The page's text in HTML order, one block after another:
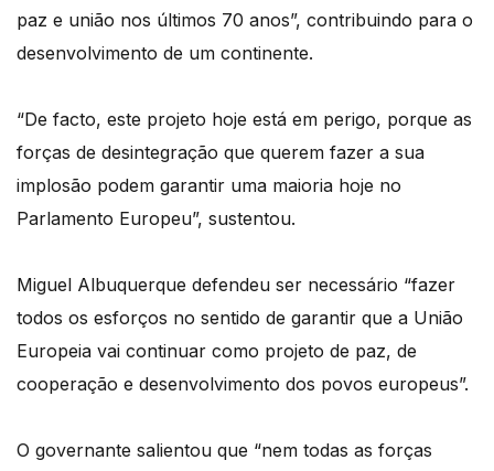
paz e união nos últimos 70 anos”, contribuindo para o
desenvolvimento de um continente.
“De facto, este projeto hoje está em perigo, porque as
forças de desintegração que querem fazer a sua
implosão podem garantir uma maioria hoje no
Parlamento Europeu”, sustentou.
Miguel Albuquerque defendeu ser necessário “fazer
todos os esforços no sentido de garantir que a União
Europeia vai continuar como projeto de paz, de
cooperação e desenvolvimento dos povos europeus”.
O governante salientou que “nem todas as forças